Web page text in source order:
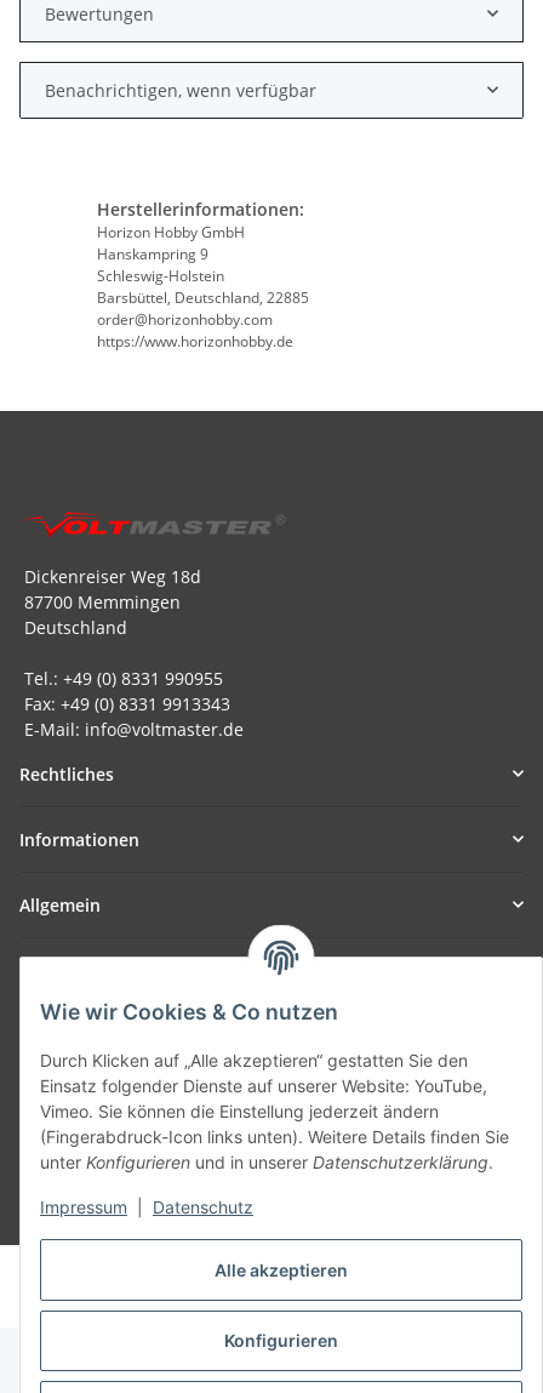
Alle akzeptieren
Konfigurieren
Wie wir Cookies & Co nutzen
Durch Klicken auf „Alle akzeptieren“ gestatten Sie den
Einsatz folgender Dienste auf unserer Website: YouTube,
Vimeo. Sie können die Einstellung jederzeit ändern
(Fingerabdruck-Icon links unten). Weitere Details finden Sie
unter Konfigurieren und in unserer Datenschutzerklärung.
Impressum Datenschutz
Bewertungen
Benachrichtigen, wenn verfügbar
Herstellerinformationen:
Horizon Hobby GmbH
Hanskampring 9
Schleswig-Holstein
Barsbüttel, Deutschland, 22885
order@horizonhobby.com
https://www.horizonhobby.de
Dickenreiser Weg 18d
87700 Memmingen
Deutschland
Tel.: +49 (0) 8331 990955
Fax: +49 (0) 8331 9913343
E-Mail: info@voltmaster.de
Rechtliches
Informationen
Allgemein
Vertrag widerrufen
* Alle Preise inkl. gesetzlicher USt., zzgl.
© voltmaster.de
Powered byJTL-Shop